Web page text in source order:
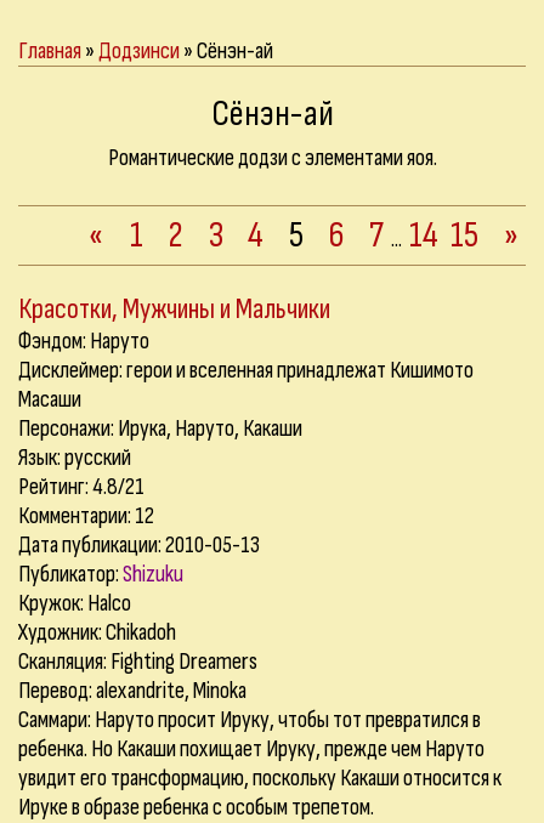
Главная»Додзинси» Сёнэн-ай
Сёнэн-ай
Романтические додзи с элементами яоя.
« 1 2 3 4 5 6 7 ... 14 15 »
Красотки, Мужчины и Мальчики
Фэндом: Наруто
Дисклеймер: герои и вселенная принадлежат Кишимото
Масаши
Персонажи: Ирука, Наруто, Какаши
Язык: русский
Рейтинг: 4.8/21
Комментарии: 12
Дата публикации: 2010-05-13
Публикатор:Shizuku
Кружок: Halco
Художник: Chikadoh
Сканляция: Fighting Dreamers
Перевод: alexandrite, Minoka
Саммари: Наруто просит Ируку, чтобы тот превратился в
ребенка. Но Какаши похищает Ируку, прежде чем Наруто
увидит его трансформацию, поскольку Какаши относится к
Ируке в образе ребенка с особым трепетом.